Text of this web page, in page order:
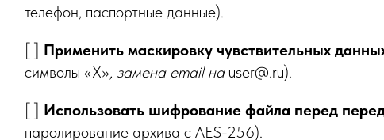
телефон, паспортные данные).
[ ] Применить маскировку чувствительных
символы «Х», замена email на user@.ru).
[ ] Использовать шифрование файла перед
паролирование архива с AES-256).